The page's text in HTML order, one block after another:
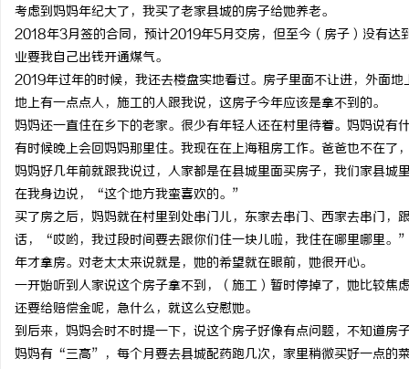
考虑到妈妈年纪大了，我买了老家县城的房子给她养老。
2018年3月签的合同，预计2019年5月交房，但至今（房子）没有达
业要我自己出钱开通煤气。
2019年过年的时候，我还去楼盘实地看过。房子里面不让进，外面
地上有一点点人，施工的人跟我说，这房子今年应该是拿不到的。
妈妈还一直住在乡下的老家。很少有年轻人还在村里待着。妈妈说
有时候晚上会回妈妈那里住。我现在在上海租房工作。爸爸也不在了
妈妈好几年前就跟我说过，人家都是在县城里面买房子，我们家县
在我身边说，“这个地方我蛮喜欢的。”
买了房之后，妈妈就在村里到处串门儿，东家去串门、西家去串门
话，“哎哟，我过段时间要去跟你们住一块儿啦，我住在哪里哪里
年才拿房。对老太太来说就是，她的希望就在眼前，她很开心。
一开始听到人家说这个房子拿不到，（施工）暂时停掉了，她比较
还要给赔偿金呢，急什么，就这么安慰她。
到后来，妈妈会时不时提一下，说这个房子好像有点问题，不知道房
妈妈有“三高”，每个月要去县城配药跑几次，家里稍微买好一点的